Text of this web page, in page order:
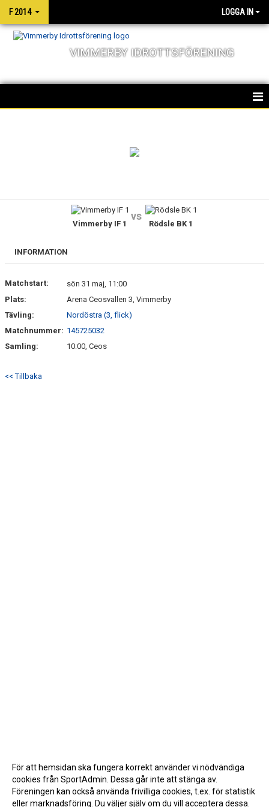
F 2014 LOGGA IN
VIMMERBY IDROTTSFÖRENING
BILDGALLERI
KONTAKT
Vimmerby IF 1
vs
Rödsle BK 1
INFORMATION
Matchstart:
sön 31 maj, 11:00
Plats:
Arena Ceosvallen 3, Vimmerby
Tävling:
Nordöstra (3, flick)
Matchnummer: 145725032
Samling:
10:00, Ceos
<< Tillbaka
För att hemsidan ska fungera korrekt använder vi nödvändiga
cookies från SportAdmin. Dessa går inte att stänga av.
Föreningen kan också använda frivilliga cookies, t.ex. för statistik
eller marknadsföring. Du väljer själv om du vill acceptera dessa.